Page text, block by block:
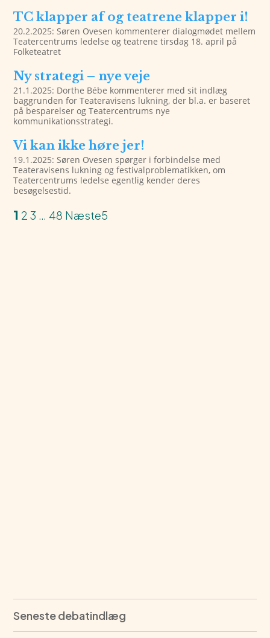
TC klapper af og teatrene klapper i!
20.2.2025: Søren Ovesen kommenterer dialogmødet mellem
Teatercentrums ledelse og teatrene tirsdag 18. april på
Folketeatret
Ny strategi – nye veje
21.1.2025: Dorthe Bébe kommenterer med sit indlæg
baggrunden for Teateravisens lukning, der bl.a. er baseret
på besparelser og Teatercentrums nye
kommunikationsstrategi.
Vi kan ikke høre jer!
19.1.2025: Søren Ovesen spørger i forbindelse med
Teateravisens lukning og festivalproblematikken, om
Teatercentrums ledelse egentlig kender deres
besøgelsestid.
1 2 3 … 48 Næste
Seneste debatindlæg